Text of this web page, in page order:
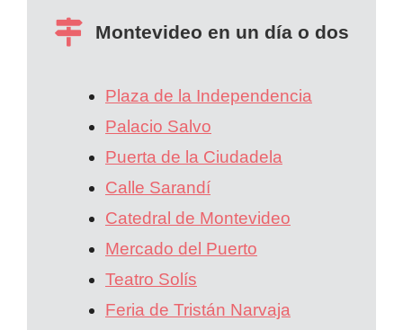
Montevideo en un día o dos
Plaza de la Independencia
Palacio Salvo
Puerta de la Ciudadela
Calle Sarandí
Catedral de Montevideo
Mercado del Puerto
Teatro Solís
Feria de Tristán Narvaja